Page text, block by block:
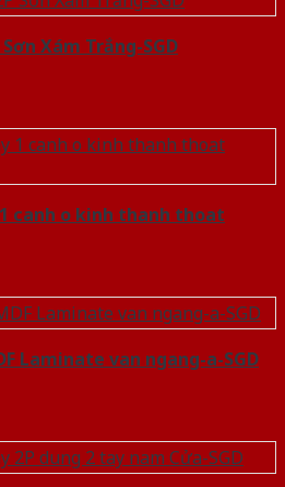
Xám Trắng-SGD
canh o kinh thanh thoat
Laminate van ngang-a-SGD